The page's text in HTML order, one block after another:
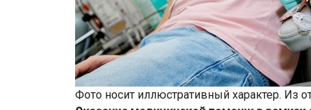
Фото носит иллюстративный характер. Из